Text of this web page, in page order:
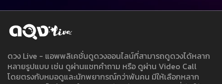
ดวง Live - แอพพลิเคชั่นดูดวงออนไลน์ที่สามารถดูดวงได้หลาก
หลายรูปแบบ เช่น ดูผ่านแชทคำถาม หรือ ดูผ่าน Video Call
โดยตรงกับหมอดูและนักพยากรณ์กว่าพันคน มีให้เลือกหลาก